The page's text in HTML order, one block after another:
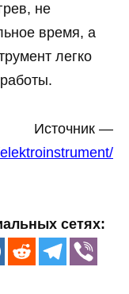
не
время, а
легко
Источник —
сетях: